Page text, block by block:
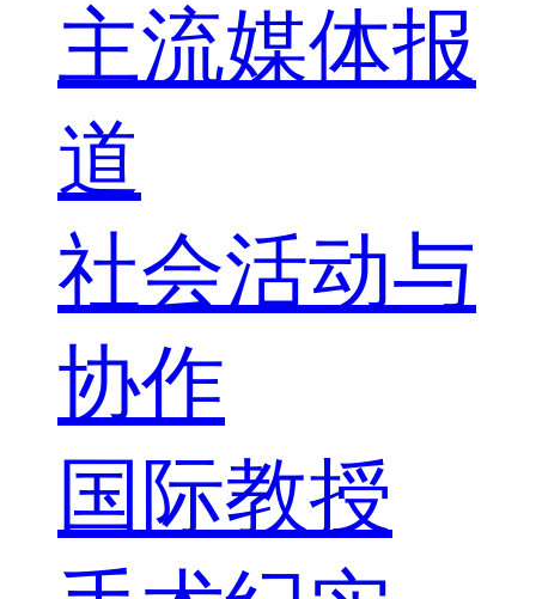
主流媒体报
道
社会活动与
协作
国际教授